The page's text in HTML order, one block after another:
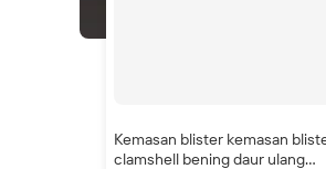
Kemasan blister kemasan
clamshell bening daur ulang